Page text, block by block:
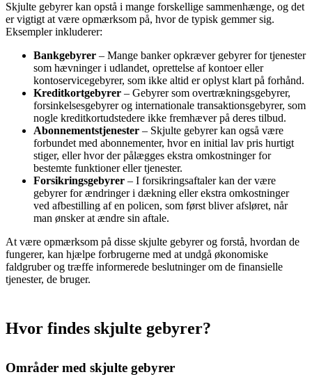
Skjulte gebyrer kan opstå i mange forskellige sammenhænge, og det
er vigtigt at være opmærksom på, hvor de typisk gemmer sig.
Eksempler inkluderer:
Bankgebyrer – Mange banker opkræver gebyrer for tjenester
som hævninger i udlandet, oprettelse af kontoer eller
kontoservicegebyrer, som ikke altid er oplyst klart på forhånd.
Kreditkortgebyrer – Gebyrer som overtrækningsgebyrer,
forsinkelsesgebyrer og internationale transaktionsgebyrer, som
nogle kreditkortudstedere ikke fremhæver på deres tilbud.
Abonnementstjenester – Skjulte gebyrer kan også være
forbundet med abonnementer, hvor en initial lav pris hurtigt
stiger, eller hvor der pålægges ekstra omkostninger for
bestemte funktioner eller tjenester.
Forsikringsgebyrer – I forsikringsaftaler kan der være
gebyrer for ændringer i dækning eller ekstra omkostninger
ved afbestilling af en policen, som først bliver afsløret, når
man ønsker at ændre sin aftale.
At være opmærksom på disse skjulte gebyrer og forstå, hvordan de
fungerer, kan hjælpe forbrugerne med at undgå økonomiske
faldgruber og træffe informerede beslutninger om de finansielle
tjenester, de bruger.
Hvor findes skjulte gebyrer?
Områder med skjulte gebyrer